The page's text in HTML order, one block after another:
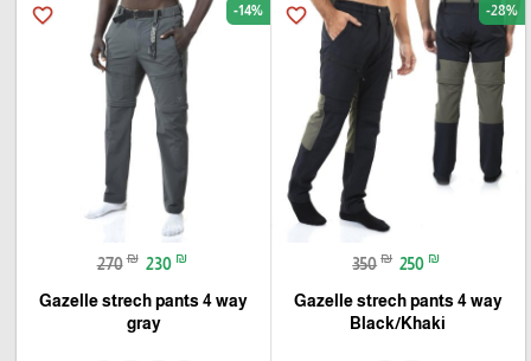
favorite_border -28%
350 ₪ 250 ₪
Gazelle strech pants 4 way
Black/Khaki
favorite_border -14%
270 ₪ 230 ₪
Gazelle strech pants 4 way
gray